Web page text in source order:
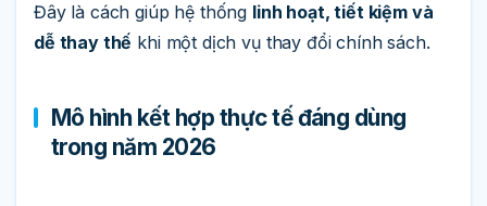
Đây là cách giúp hệ thống linh hoạt, tiết kiệm và
dễ thay thế khi một dịch vụ thay đổi chính sách.
Mô hình kết hợp thực tế đáng dùng
trong năm 2026